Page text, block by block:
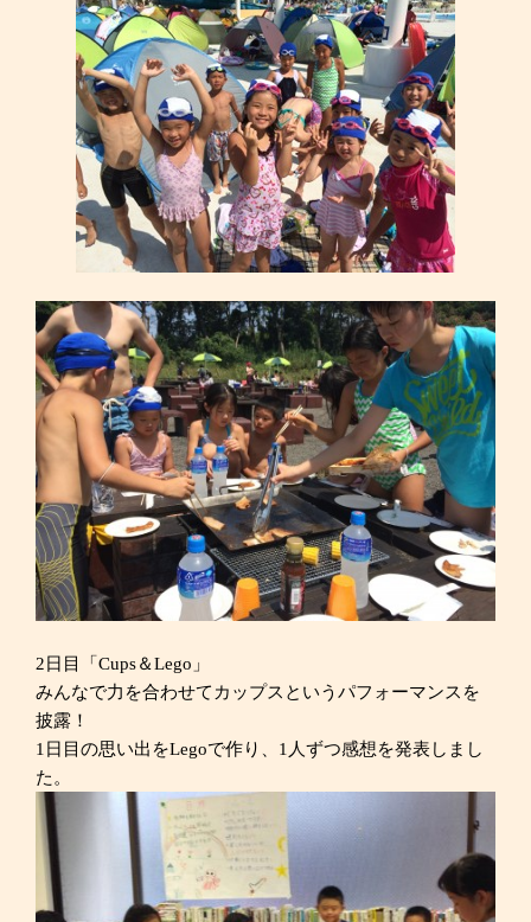
2日目「Cups＆Lego」
みんなで力を合わせてカップスというパフォーマンスを
披露！
1日目の思い出をLegoで作り、1人ずつ感想を発表しまし
た。